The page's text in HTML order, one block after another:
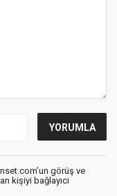
görüş ve
kişiyi bağlayıcı